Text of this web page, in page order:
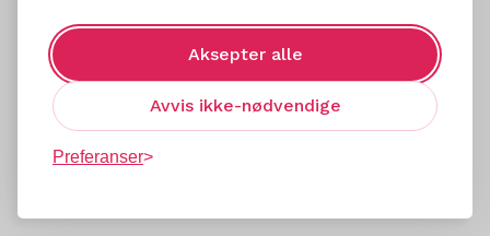
Aksepter alle
Avvis ikke-nødvendige
Preferanser